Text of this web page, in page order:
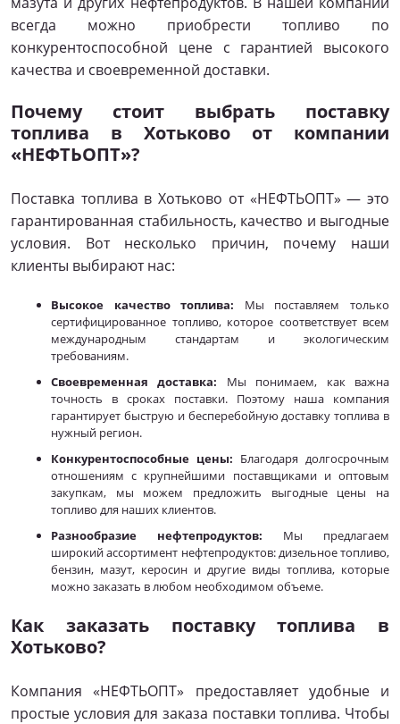
всегда можно приобрести топливо по
конкурентоспособной цене с гарантией высокого
качества и своевременной доставки.
Почему стоит выбрать поставку
топлива в Хотьково от компании
«НЕФТЬОПТ»?
Поставка топлива в Хотьково от «НЕФТЬОПТ» — это
гарантированная стабильность, качество и выгодные
условия. Вот несколько причин, почему наши
клиенты выбирают нас:
Высокое качество топлива: Мы поставляем только
сертифицированное топливо, которое соответствует всем
международным стандартам и экологическим
требованиям.
Своевременная доставка: Мы понимаем, как важна
точность в сроках поставки. Поэтому наша компания
гарантирует быструю и бесперебойную доставку топлива в
нужный регион.
Конкурентоспособные цены: Благодаря долгосрочным
отношениям с крупнейшими поставщиками и оптовым
закупкам, мы можем предложить выгодные цены на
топливо для наших клиентов.
Разнообразие нефтепродуктов: Мы предлагаем
широкий ассортимент нефтепродуктов: дизельное топливо,
бензин, мазут, керосин и другие виды топлива, которые
можно заказать в любом необходимом объеме.
Как заказать поставку топлива в
Хотьково?
Компания «НЕФТЬОПТ» предоставляет удобные и
простые условия для заказа поставки топлива. Чтобы